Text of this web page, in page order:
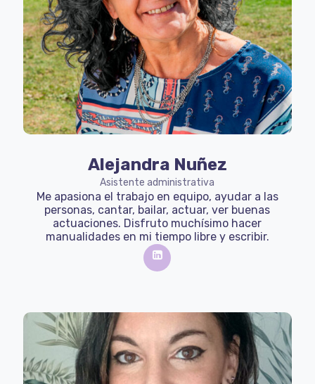
Alejandra Nuñez
Asistente administrativa
Me apasiona el trabajo en equipo, ayudar a las
personas, cantar, bailar, actuar, ver buenas
actuaciones. Disfruto muchísimo hacer
manualidades en mi tiempo libre y escribir.